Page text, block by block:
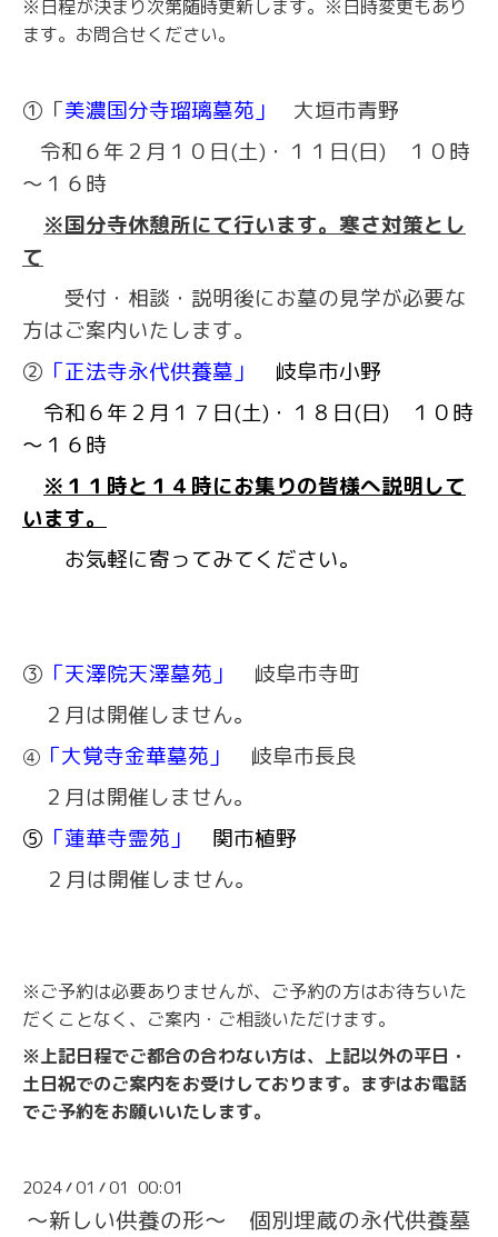
※日程が決まり次第随時更新します。※日時変更もあり
ます。お問合せください。
① 「美濃国分寺瑠璃墓苑」
大垣市青野
令和６年２月１０日(土)・１１日(日) １０時
～１６時
※国分寺休憩所にて行います。寒さ対策とし
て
受付・相談・説明後にお墓の見学が必要な
方はご案内いたします。
② 「正法寺永代供養墓」
岐阜市小野
令和６年２月１７日(土)・１８日(日) １０時
～１６時
※１１時と１４時にお集りの皆様へ説明して
います。
お気軽に寄ってみてください。
③ 「天澤院天澤墓苑」
岐阜市寺町
２月は開催しません。
④ 「大覚寺金華墓苑」
岐阜市長良
２月は開催しません。
⑤ 「蓮華寺霊苑」
関市植野
２月は開催しません。
※ご予約は必要ありませんが、ご予約の方はお待ちいた
だくことなく、ご案内・ご相談いただけます。
※上記日程でご都合の合わない方は、上記以外の平日・
土日祝でのご案内をお受けしております。まずはお電話
でご予約をお願いいたします。
2024/01 /01 00:01
～新しい供養の形～ 個別埋蔵の永代供養墓